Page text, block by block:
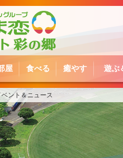
屋 食べる 癒やす 遊ぶ
ベント＆ニュース